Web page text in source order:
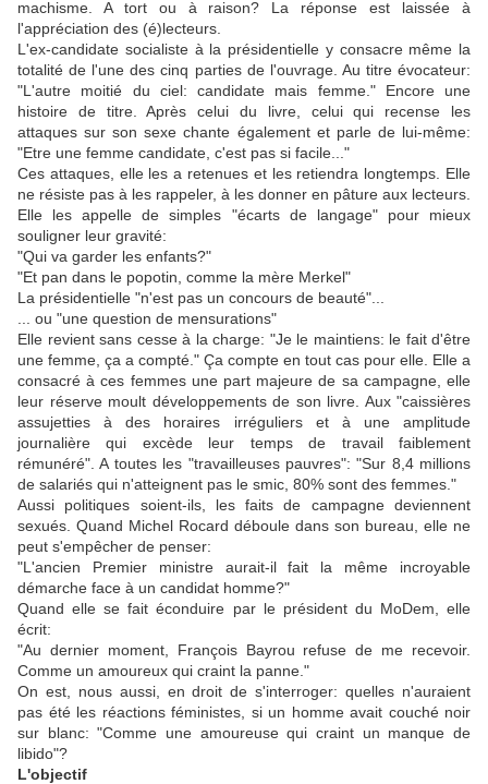
machisme. A tort ou à raison? La réponse est laissée à
l'appréciation des (é)lecteurs.
L'ex-candidate socialiste à la présidentielle y consacre même la
totalité de l'une des cinq parties de l'ouvrage. Au titre évocateur:
"L'autre moitié du ciel: candidate mais femme." Encore une
histoire de titre. Après celui du livre, celui qui recense les
attaques sur son sexe chante également et parle de lui-même:
"Etre une femme candidate, c'est pas si facile..."
Ces attaques, elle les a retenues et les retiendra longtemps. Elle
ne résiste pas à les rappeler, à les donner en pâture aux lecteurs.
Elle les appelle de simples "écarts de langage" pour mieux
souligner leur gravité:
"Qui va garder les enfants?"
"Et pan dans le popotin, comme la mère Merkel"
La présidentielle "n'est pas un concours de beauté"...
... ou "une question de mensurations"
Elle revient sans cesse à la charge: "Je le maintiens: le fait d'être
une femme, ça a compté." Ça compte en tout cas pour elle. Elle a
consacré à ces femmes une part majeure de sa campagne, elle
leur réserve moult développements de son livre. Aux "caissières
assujetties à des horaires irréguliers et à une amplitude
journalière qui excède leur temps de travail faiblement
rémunéré". A toutes les "travailleuses pauvres": "Sur 8,4 millions
de salariés qui n'atteignent pas le smic, 80% sont des femmes."
Aussi politiques soient-ils, les faits de campagne deviennent
sexués. Quand Michel Rocard déboule dans son bureau, elle ne
peut s'empêcher de penser:
"L'ancien Premier ministre aurait-il fait la même incroyable
démarche face à un candidat homme?"
Quand elle se fait éconduire par le président du MoDem, elle
écrit:
"Au dernier moment, François Bayrou refuse de me recevoir.
Comme un amoureux qui craint la panne."
On est, nous aussi, en droit de s'interroger: quelles n'auraient
pas été les réactions féministes, si un homme avait couché noir
sur blanc: "Comme une amoureuse qui craint un manque de
libido"?
L'objectif